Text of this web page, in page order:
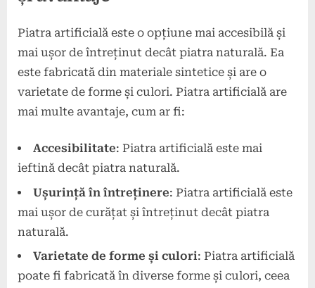
Piatra artificială este o opțiune mai accesibilă și
mai ușor de întreținut decât piatra naturală. Ea
este fabricată din materiale sintetice și are o
varietate de forme și culori. Piatra artificială are
mai multe avantaje, cum ar fi:
Accesibilitate: Piatra artificială este mai
ieftină decât piatra naturală.
Ușurință în întreținere: Piatra artificială este
mai ușor de curățat și întreținut decât piatra
naturală.
Varietate de forme și culori: Piatra artificială
poate fi fabricată în diverse forme și culori, ceea